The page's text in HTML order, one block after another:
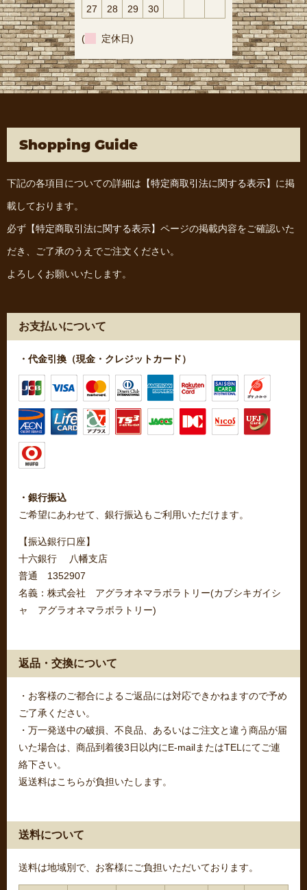
27 28 29 30
( 定休日)
Shopping Guide
下記の各項目についての詳細は 【特定商取引法に関する表示】 に掲
載しております。
必ず 【特定商取引法に関する表示】 ページの掲載内容をご確認いた
だき、ご了承のうえでご注文ください。
よろしくお願いいたします。
お支払いについて
・代金引換（現金・クレジットカード）
・銀行振込
ご希望にあわせて、銀行振込もご利用いただけます。
【振込銀行口座】
十六銀行 八幡支店
普通 1352907
名義：株式会社 アグラオネマラボラトリー(カブシキガイシ
ャ アグラオネマラボラトリー)
返品・交換について
・お客様のご都合によるご返品には対応できかねますので予め
ご了承ください。
・万一発送中の破損、不良品、あるいはご注文と違う商品が届
いた場合は、商品到着後3日以内にE-mailまたはTELにてご連
絡下さい。
返送料はこちらが負担いたします。
送料について
送料は地域別で、お客様にご負担いただいております。